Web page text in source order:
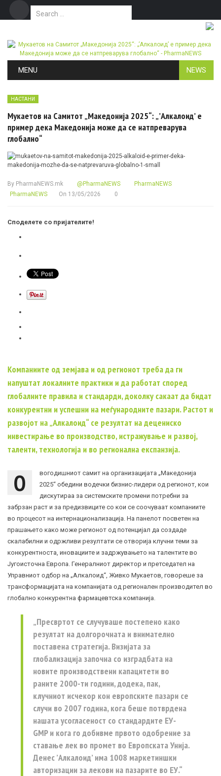
Search for:
MENU NEWS
НАСТАНИ
Мукаетов на Самитот „Македонија 2025“: „’Алкалоид’ е
пример дека Македонија може да се натпреварува
глобално“
By PharmaNEWS.mk @PharmaNEWS
PharmaNEWS
PharmaNEWS
On 13/05/2026 0
Споделете со пријателите!
Компаниите од земјава и од регионот треба да ги
напуштат локалните практики и да работат според
глобалните правила и стандарди, доколку сакаат да бидат
конкурентни и успешни на меѓународните пазари. Растот и
развојот на „Алкалоид“ се резултат на децениско
инвестирање во производство, истражување и развој,
таленти, технологија и во регионална експанзија.
О
вогодишниот самит на организацијата „Македонија
2025“ обедини водечки бизнис-лидери од регионот, кои
дискутираа за системските промени потребни за
забрзан раст и за предизвиците со кои се соочуваат компаниите
во процесот на интернационализација. На панелот посветен на
прашањето како може регионот од потенцијал да создаде
скалабилни и одржливи резултати се отворија клучни теми за
конкурентноста, иновациите и задржувањето на талентите во
Југоисточна Европа. Генералниот директор и претседател на
Управниот одбор на „Алкалоид“, Живко Мукаетов, говореше за
трансформацијата на компанијата од регионален производител во
глобално конкурентна фармацевтска компанија.
„Пресвртот се случуваше постепено како
резултат на долгорочната и внимателно
поставена стратегија. Визијата за
глобализација започна со изградбата на
новите производствени капацитети во
раните 2000-ти години, додека, пак,
клучниот исчекор кон европските пазари се
случи во 2007 година, кога беше потврдена
нашата усогласеност со стандардите ЕУ-
GMP и кога го добивме првото одобрение за
ставање лек во промет во Европската Унија.
Денес ’Алкалоид’ има 1008 маркетиншки
авторизации за лекови на пазарите во ЕУ.“